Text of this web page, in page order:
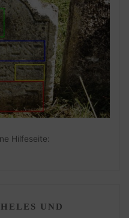
Hilfeseite:
UND